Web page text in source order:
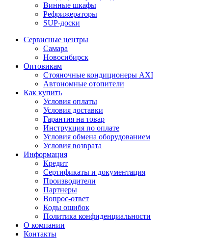
Винные шкафы
Рефрижераторы
SUP-доски
Сервисные центры
Самара
Новосибирск
Оптовикам
Стояночные кондиционеры AXI
Автономные отопители
Как купить
Условия оплаты
Условия доставки
Гарантия на товар
Инструкция по оплате
Условия обмена оборудованием
Условия возврата
Информация
Кредит
Сертификаты и документация
Производители
Партнеры
Вопрос-ответ
Коды ошибок
Политика конфиденциальности
О компании
Контакты